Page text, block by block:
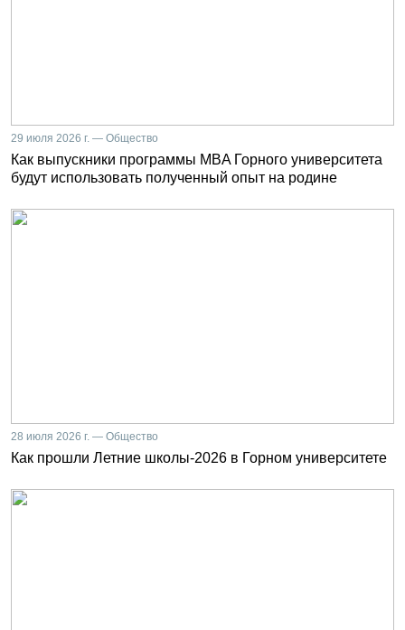
29 июля 2026 г. — Общество
Как выпускники программы MBA Горного университета
будут использовать полученный опыт на родине
28 июля 2026 г. — Общество
Как прошли Летние школы-2026 в Горном университете